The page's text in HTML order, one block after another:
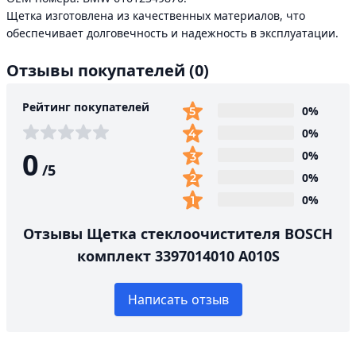
Щетка изготовлена из качественных материалов, что
обеспечивает долговечность и надежность в эксплуатации.
Отзывы покупателей (0)
Рейтинг покупателей
0 /5
0%
0%
0%
0%
0%
Отзывы Щетка стеклоочистителя BOSCH
комплект 3397014010 A010S
Написать отзыв